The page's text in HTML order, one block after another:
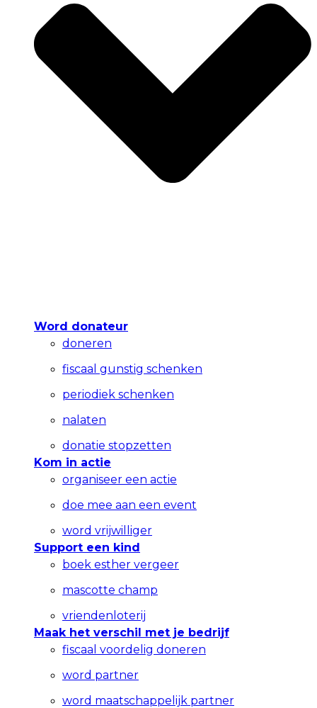
Word donateur
doneren
fiscaal gunstig schenken
periodiek schenken
nalaten
donatie stopzetten
Kom in actie
organiseer een actie
doe mee aan een event
word vrijwilliger
Support een kind
boek esther vergeer
mascotte champ
vriendenloterij
Maak het verschil met je bedrijf
fiscaal voordelig doneren
word partner
word maatschappelijk partner